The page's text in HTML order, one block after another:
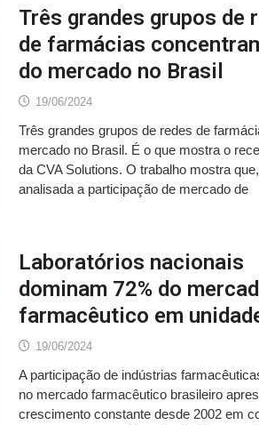
Três grandes grupos de
de farmácias
do mercado no Brasil
19/06/2024
Três grandes grupos de redes de
mercado no Brasil. É o que mostra o
da CVA Solutions. O trabalho mostra
analisada a participação de mercado de
Laboratórios nacionais
dominam 72% do
farmacêutico em
19/06/2024
A participação de indústrias
no mercado farmacêutico brasileiro
crescimento constante desde 2002 em